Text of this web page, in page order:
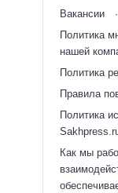
Вакансии
Политика
нашей
Политика
Правила
Политика
Как мы